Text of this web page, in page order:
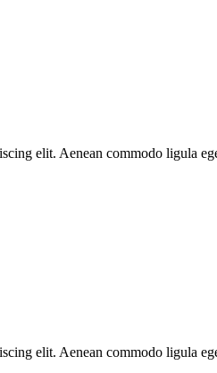
elit. Aenean commodo ligula
elit. Aenean commodo ligula